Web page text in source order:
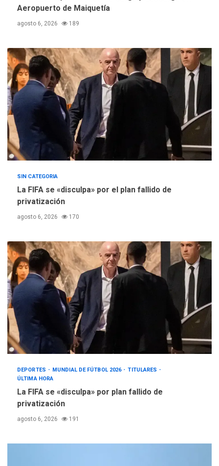
suman al Plan Agosto de
5
ÚLTIMA HORA
Concejo Municipal de
Mariño respalda a Cámara
de Comercio para reforma
de Ley de Puerto Libre
Aeropuerto de Maiquetía
agosto 6, 2026 189
SIN CATEGORIA
La FIFA se «disculpa» por el plan fallido de
privatización
agosto 6, 2026 170
DEPORTES MUNDIAL DE FÚTBOL 2026
TITULARES
ÚLTIMA HORA
La FIFA se «disculpa» por plan fallido de
privatización
agosto 6, 2026 191